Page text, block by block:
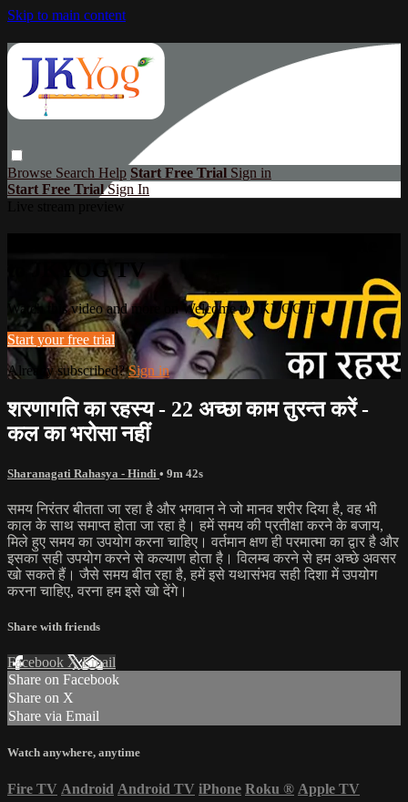
Skip to main content
Browse Search Help Start Free Trial Sign in
Start Free TrialSign In
to JKYOG TV
Watch this video and more on Welcome to JKYOG TV
Start your free trial
Already subscribed?Sign in
शरणागति का रहस्य - 22 अच्छा काम तुरन्त करें -
कल का भरोसा नहीं
Sharanagati Rahasya - Hindi • 9m 42s
समय निरंतर बीतता जा रहा है और भगवान ने जो मानव शरीर दिया है, वह भी
काल के साथ समाप्त होता जा रहा है। हमें समय की प्रतीक्षा करने के बजाय,
मिले हुए समय का उपयोग करना चाहिए। वर्तमान क्षण ही परमात्मा का द्वार है और
इसका सही उपयोग करने से कल्याण होता है। विलम्ब करने से हम अच्छे अवसर
खो सकते हैं। जैसे समय बीत रहा है, हमें इसे यथासंभव सही दिशा में उपयोग
करना चाहिए, वरना हम इसे खो देंगे।
Share with friends
Facebook XEmail
Share on Facebook
Share on X
Share via Email
Watch anywhere, anytime
Fire TV Android Android TV iPhone Roku ® Apple TV